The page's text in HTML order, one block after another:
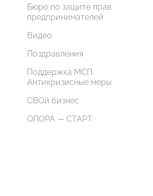
Бюро по защите прав
предпринимателей
Видео
Поздравления
Поддержка МСП.
Антикризисные меры
СВОй бизнес
ОПОРА — СТАРТ